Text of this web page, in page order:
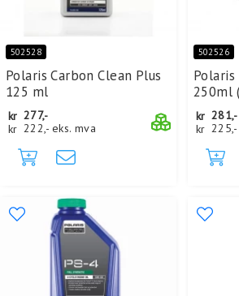
502528
Polaris Carbon Clean Plus
125 ml
kr 277,-
kr 222,- eks. mva
502526
Polaris
250ml
kr 281,-
kr 225,-